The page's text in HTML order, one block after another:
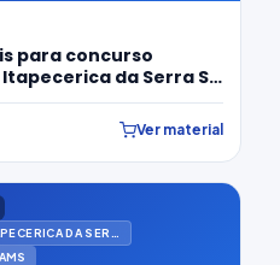
para concurso
da Serra SP
Ams
Ver material